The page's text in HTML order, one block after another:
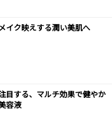
イク映えする潤い美肌へ
目する、マルチ効果で健やか
容液